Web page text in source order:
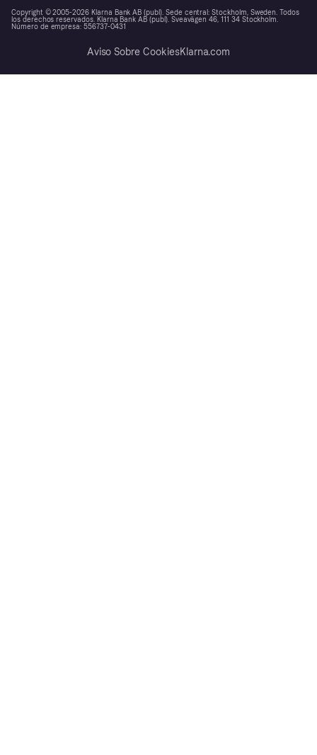
Copyright © 2005-2026 Klarna Bank AB (publ). Sede central: Stockholm, Sweden. Todos
los derechos reservados. Klarna Bank AB (publ). Sveavägen 46, 111 34 Stockholm.
Número de empresa: 556737-0431
Aviso Sobre CookiesKlarna.com